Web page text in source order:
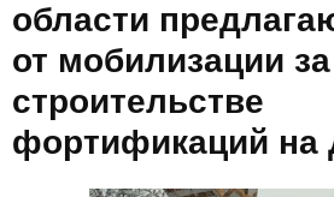
области
от мобилизации
строительстве
фортификаций на